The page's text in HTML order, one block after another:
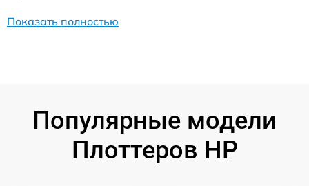
Показать полностью
Популярные модели
Плоттеров HP